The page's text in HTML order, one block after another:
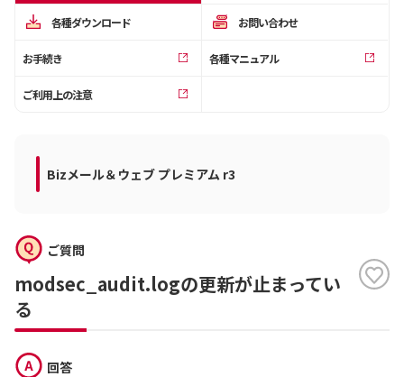
OCNのお客さまはこちら
工事・故障情報通知サー
オフィシャルサイト
各種ダウンロード お問い合わせ
お手続き 各種マニュアル
ご利用上の注意
Bizメール＆ウェブ プレミアム r3
ご質問
modsec_audit.logの更新が止まってい
る
回答